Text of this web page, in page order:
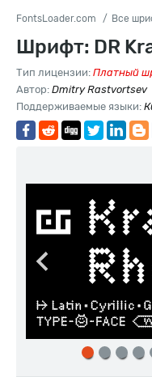
FontsLoader.com Все
Шрифт: DR
Тип лицензии: Платный
Автор: Dmitry Rastvortsev
Поддерживаемые языки: